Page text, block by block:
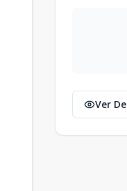
Ver